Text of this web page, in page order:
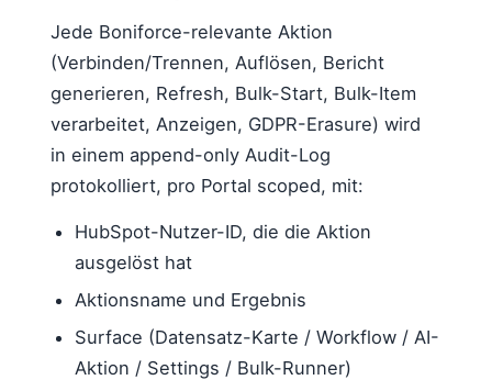
Jede Boniforce-relevante Aktion
(Verbinden/Trennen, Auflösen, Bericht
generieren, Refresh, Bulk-Start, Bulk-Item
verarbeitet, Anzeigen, GDPR-Erasure) wird
in einem append-only Audit-Log
protokolliert, pro Portal scoped, mit:
HubSpot-Nutzer-ID, die die Aktion
ausgelöst hat
Aktionsname und Ergebnis
Surface (Datensatz-Karte / Workflow / AI-
Aktion / Settings / Bulk-Runner)